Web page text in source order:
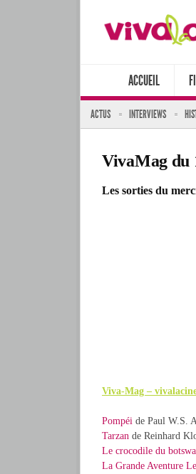
ACCUEIL
ACTUS INTERVIEWS
VivaMag du
Les sorties du
Viva-Mag –
Pompéi de Paul W.S.
Tarzan de Reinhard
Le crocodile du
La Grande Aventure